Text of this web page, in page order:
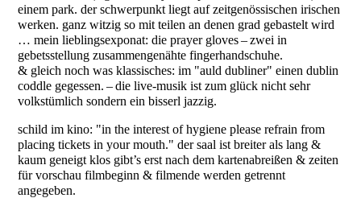
einem park. der schwerpunkt liegt auf zeitgenössischen irischen
werken. ganz witzig so mit teilen an denen grad gebastelt wird
… mein lieblingsexponat: die prayer gloves – zwei in
gebetsstellung zusammengenähte fingerhandschuhe.
& gleich noch was klassisches: im "auld dubliner" einen dublin
coddle gegessen. – die live-musik ist zum glück nicht sehr
volkstümlich sondern ein bisserl jazzig.
schild im kino: "in the interest of hygiene please refrain from
placing tickets in your mouth." der saal ist breiter als lang &
kaum geneigt klos gibt’s erst nach dem kartenabreißen & zeiten
für vorschau filmbeginn & filmende werden getrennt
angegeben.